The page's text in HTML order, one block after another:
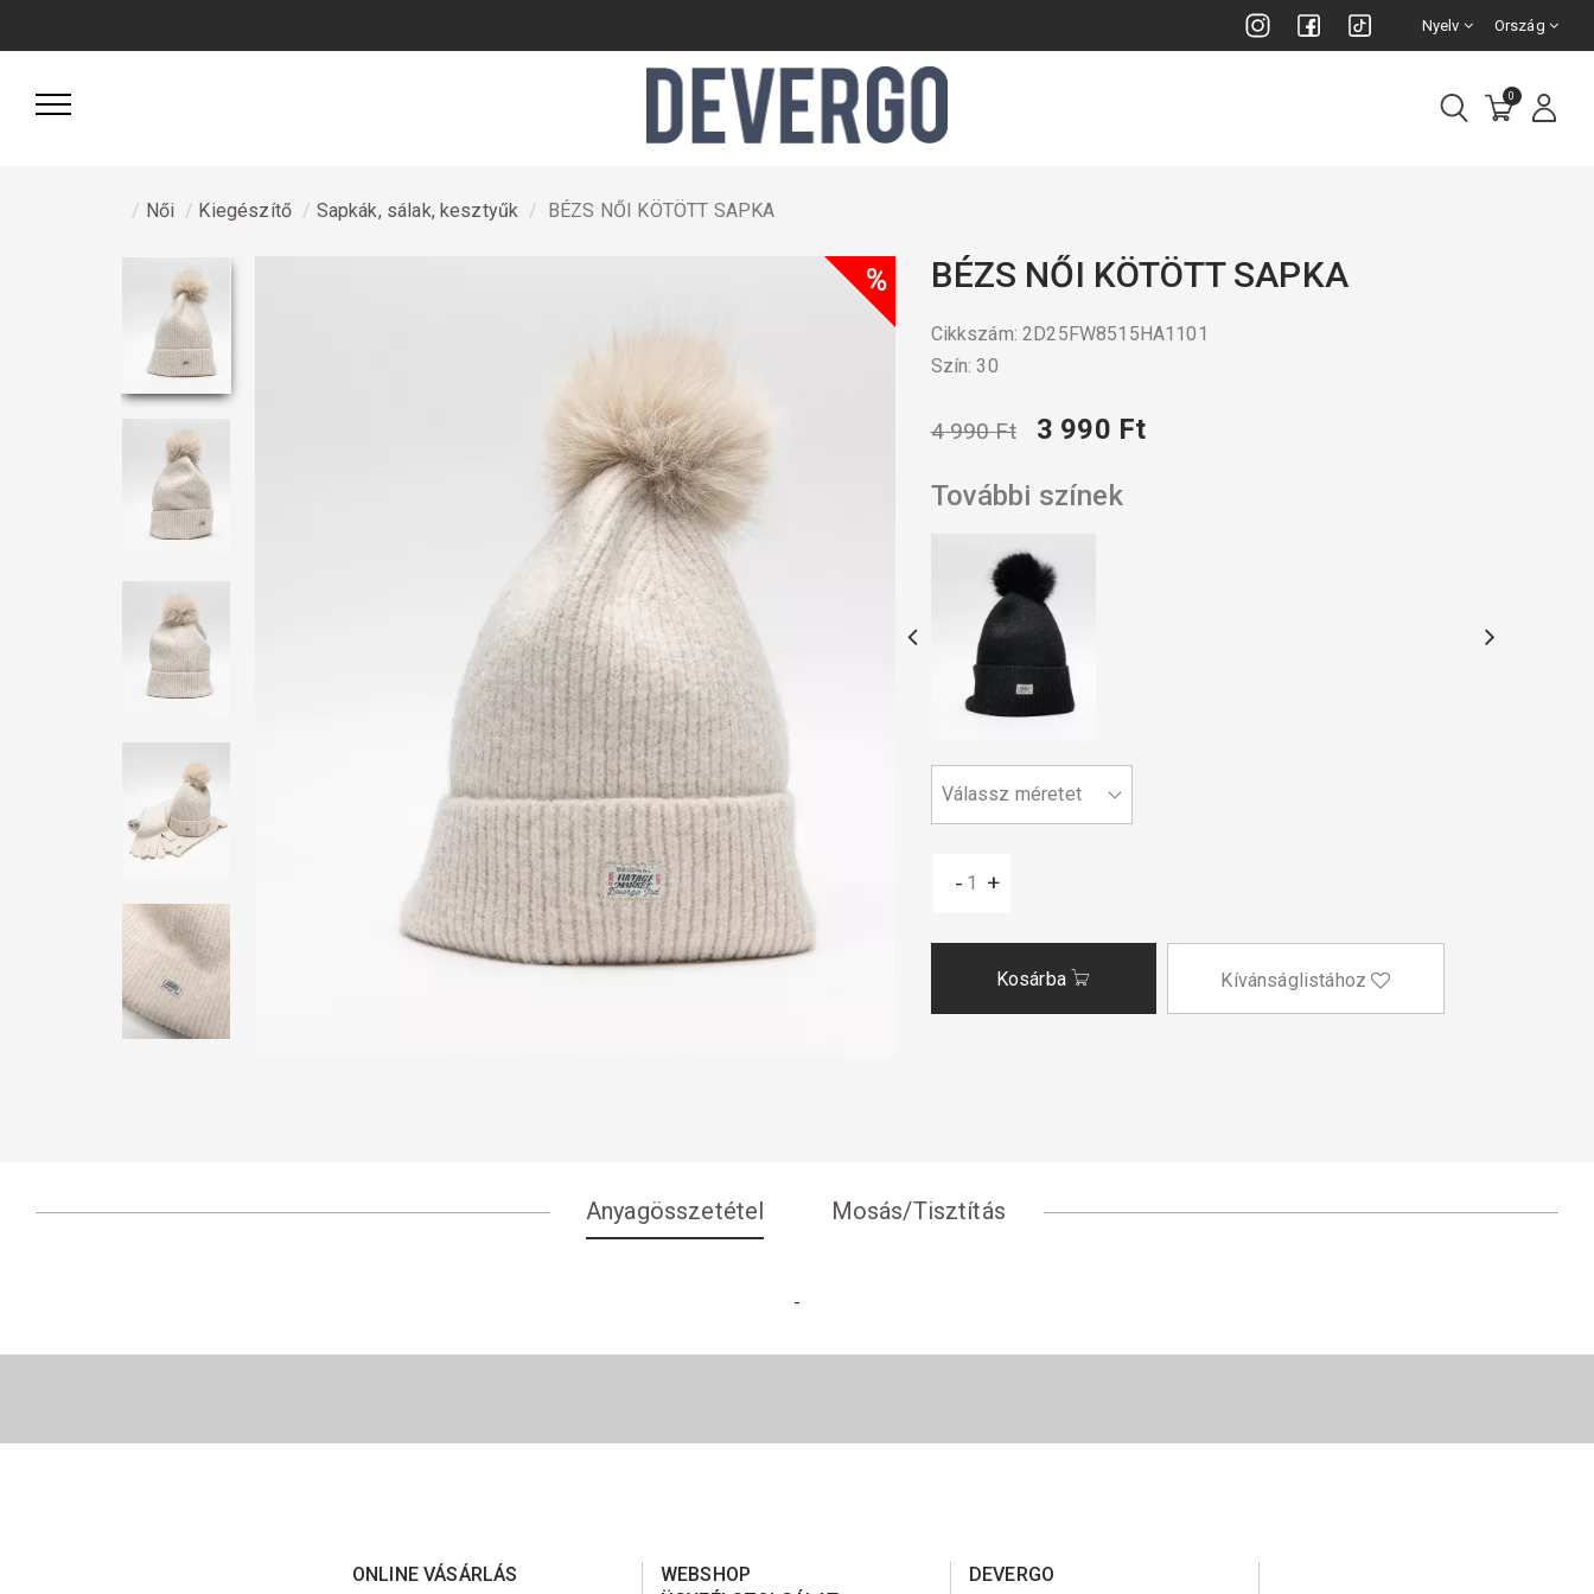
Nyelv Ország
0
Női Kiegészítő Sapkák, sálak, kesztyűk BÉZS NŐI KÖTÖTT SAPKA
% BÉZS NŐI KÖTÖTT SAPKA
Cikkszám: 2D25FW8515HA1101
Szín: 30
4 990 Ft
3 990 Ft
További színek
- +
Kosárba Kívánságlistához
Anyagösszetétel Mosás/Tisztítás
-
ONLINE VÁSÁRLÁS
WEBSHOP
DEVERGO